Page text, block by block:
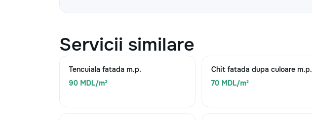
Servicii similare
Tencuiala fatada m.p.
90 MDL/m²
Chit fatada dupa culoare m.p.
70 MDL/m²